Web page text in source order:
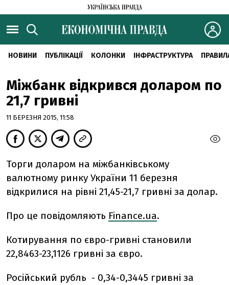
НОВИНИ ПУБЛІКАЦІЇ КОЛОНКИ ІНФРАСТРУКТУРА
Міжбанк відкрився доларом по
21,7 гривні
11 БЕРЕЗНЯ 2015, 11:58
Торги доларом на міжбанківському
валютному ринку України 11 березня
відкрилися на рівні 21,45-21,7 гривні за долар.
Про це повідомляють Finance.ua.
Котирування по євро-гривні становили
22,8463-23,1126 гривні за євро.
Російський рубль - 0,34-0,3445 гривні за